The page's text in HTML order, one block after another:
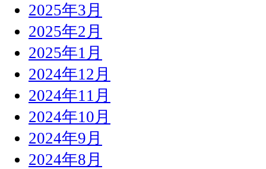
2025年3月
2025年2月
2025年1月
2024年12月
2024年11月
2024年10月
2024年9月
2024年8月